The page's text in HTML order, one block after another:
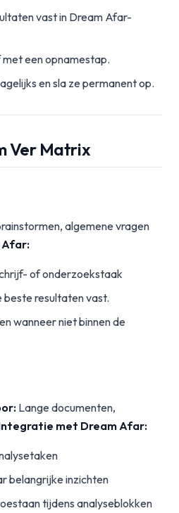
vast in Dream Afar-
een opnamestap.
en sla ze permanent op.
Ver Matrix
algemene vragen
Afar:
of onderzoekstaak
beste resultaten vast.
wanneer niet binnen de
Lange documenten,
met Dream Afar:
belangrijke inzichten
tijdens analyseblokken